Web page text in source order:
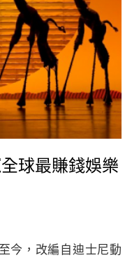
球最賺錢娛樂
今，改編自迪士尼動